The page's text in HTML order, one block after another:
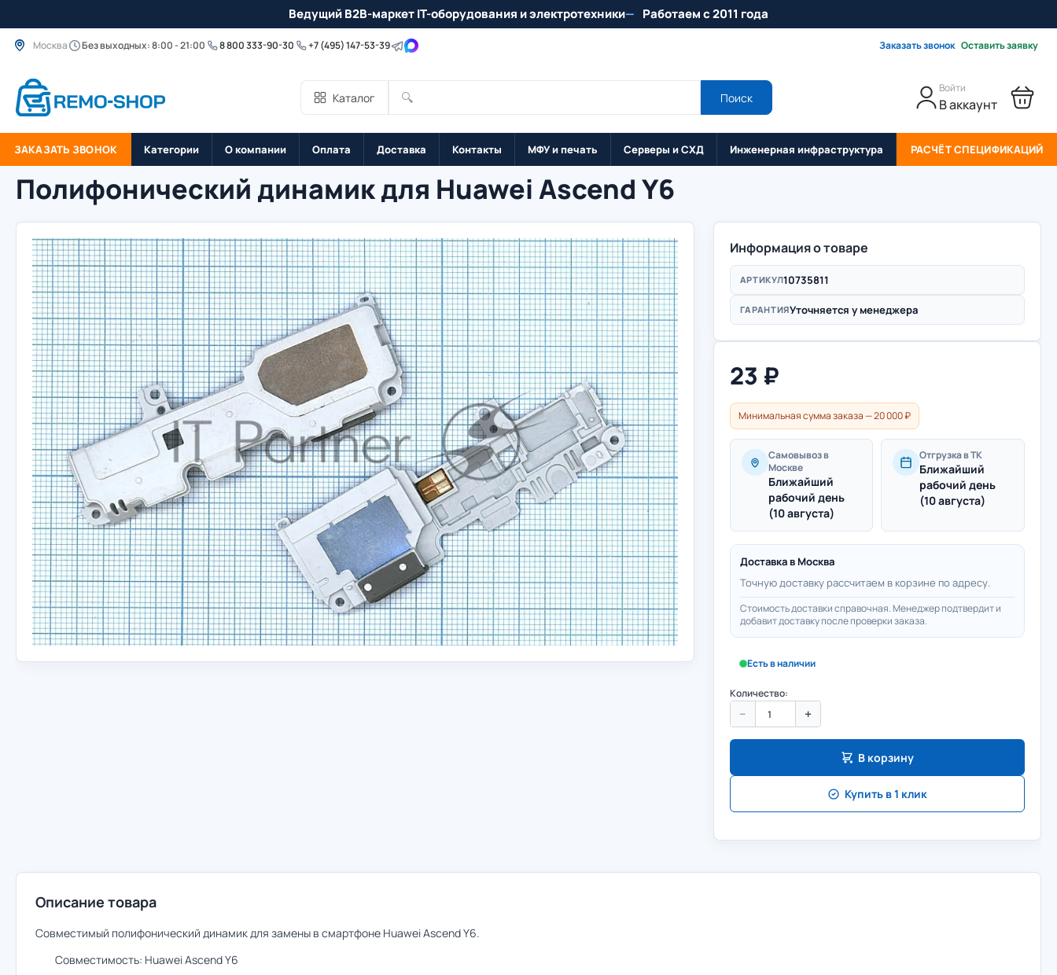
Ведущий B2B-маркет IT-оборудования и электротехники Работаем с 2011 года
Москва Без выходных: 8:00 - 21:00 8 800 333-90-30 +7 (495) 147-53-39 Заказать звонок Оставить заявку
Каталог 🔍 Поиск
Войти
В аккаунт
ЗАКАЗАТЬ ЗВОНОК Категории О компании Оплата Доставка Контакты МФУ и печать Серверы и СХД Инженерная инфраструктура РАСЧЁТ СПЕЦИФИКАЦИЙ
Полифонический динамик для Huawei Ascend Y6
Информация о товаре
АРТИКУЛ10735811
ГАРАНТИЯУточняется у менеджера
23 ₽
Минимальная сумма заказа — 20 000 ₽
Самовывоз в
Москве
Ближайший
рабочий день
(10 августа)
Отгрузка в ТК
Ближайший
рабочий день
(10 августа)
Доставка в Москва
Точную доставку рассчитаем в корзине по адресу.
Стоимость доставки справочная. Менеджер подтвердит и
добавит доставку после проверки заказа.
Есть в наличии
Количество:
− +
В корзину
Купить в 1 клик
Описание товара
Совместимый полифонический динамик для замены в смартфоне Huawei Ascend Y6.
Совместимость: Huawei Ascend Y6